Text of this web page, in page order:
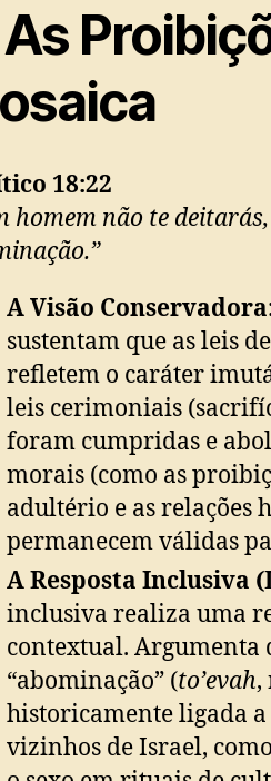
18:22
homem não te
A Visão
sustentam que as leis
refletem o caráter
leis cerimoniais
foram cumpridas e
morais (como as
adultério e as relações
permanecem válidas
A Resposta Inclusiva
inclusiva realiza uma
contextual. Argumenta
“abominação” (to’evah,
historicamente ligada
vizinhos de Israel,